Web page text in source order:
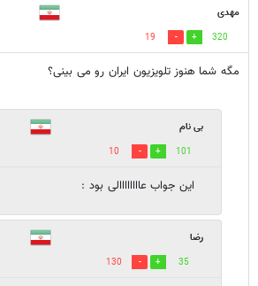
مهدی
320
19
مگه شما هنوز تلویزیون ایران رو می بینی؟
بی نام
101
10
این جواب عاااااااالی بود :
رضا
35
130